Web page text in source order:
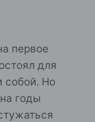
первое
для
собой. Но
годы